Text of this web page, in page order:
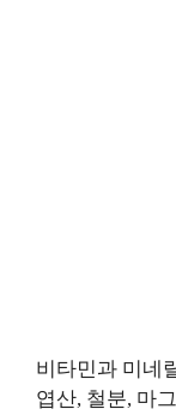
비타민과 미네
엽산, 철분, 마